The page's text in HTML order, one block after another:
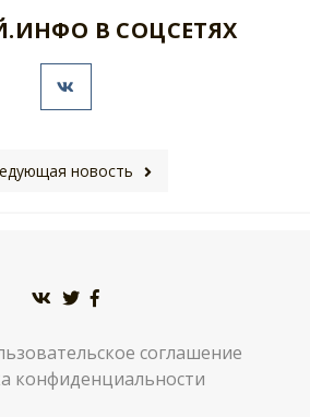
В СОЦСЕТЯХ
новость
соглашение
конфиденциальности